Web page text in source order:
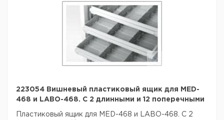
223054 Вишневый пластиковый ящик для MED-
468 и LABO-468. С 2 длинными и 12 поперечными
Пластиковый ящик для MED-468 и LABO-468. С 2